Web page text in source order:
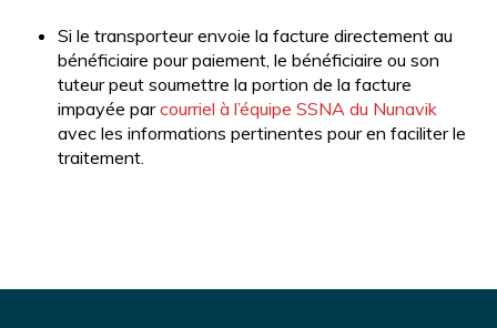
Si le transporteur envoie la facture directement au
bénéficiaire pour paiement, le bénéficiaire ou son
tuteur peut soumettre la portion de la facture
impayée parcourriel à l’équipe SSNA du Nunavik
avec les informations pertinentes pour en faciliter le
traitement.